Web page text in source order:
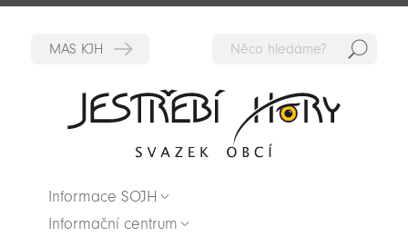
Informace SOJH
Informační centrum